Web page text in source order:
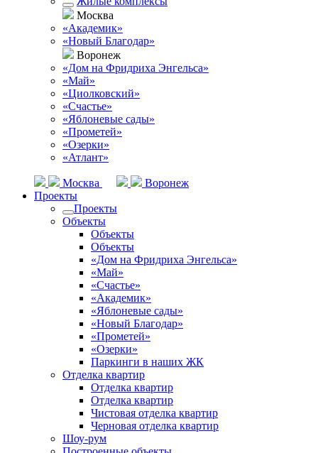
Москва
«Академик»
«Новый Благодар»
Воронеж
«Дом на Фридриха Энгельса»
«Май»
«Циолковский»
«Счастье»
«Яблоневые сады»
«Прометей»
«Озерки»
«Атлант»
Москва
Воронеж
Проекты
Проекты
Объекты
Объекты
Объекты
«Дом на Фридриха Энгельса»
«Май»
«Счастье»
«Академик»
«Яблоневые сады»
«Новый Благодар»
«Прометей»
«Озерки»
Паркинги в наших ЖК
Отделка квартир
Отделка квартир
Отделка квартир
Чистовая отделка квартир
Черновая отделка квартир
Шоу-рум